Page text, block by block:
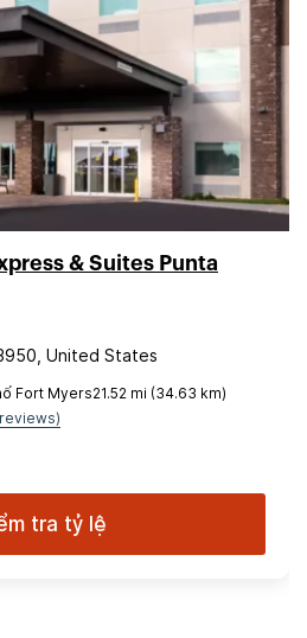
& Suites Punta
United States
Fort Myers21.52 mi (34.63 km)
tra tỷ lệ